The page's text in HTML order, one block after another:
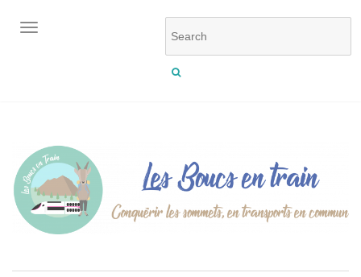
OUVRIR/FERMER LA NAVIGATION